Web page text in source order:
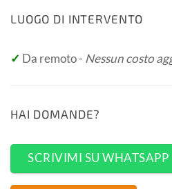
LUOGO DI INTERVENTO
✓ Da remoto - Nessun costo
HAI DOMANDE?
SCRIVIMI SU WHATSAPP